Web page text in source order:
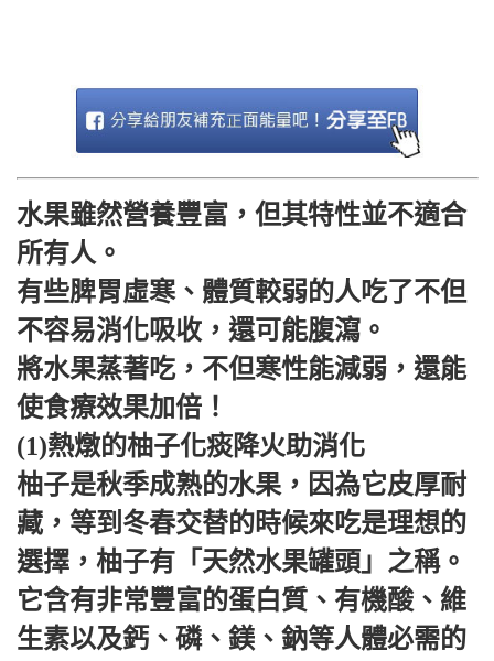
水果雖然營養豐富，但其特性並不適合
所有人。
有些脾胃虛寒、體質較弱的人吃了不但
不容易消化吸收，還可能腹瀉。
將水果蒸著吃，不但寒性能減弱，還能
使食療效果加倍！
(1)熱燉的柚子化痰降火助消化
柚子是秋季成熟的水果，因為它皮厚耐
藏，等到冬春交替的時候來吃是理想的
選擇，柚子有「天然水果罐頭」之稱。
它含有非常豐富的蛋白質、有機酸、維
生素以及鈣、磷、鎂、鈉等人體必需的